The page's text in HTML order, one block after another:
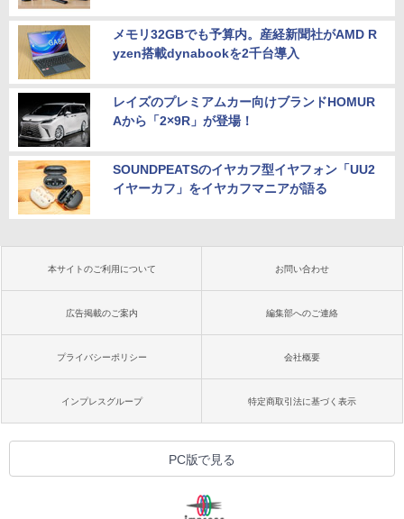
メモリ32GBでも予算内。産経新聞社がAMD R
yzen搭載dynabookを2千台導入
レイズのプレミアムカー向けブランドHOMUR
Aから「2×9R」が登場！
SOUNDPEATSのイヤカフ型イヤフォン「UU2
イヤーカフ」をイヤカフマニアが語る
本サイトのご利用について お問い合わせ
広告掲載のご案内 編集部へのご連絡
プライバシーポリシー 会社概要
インプレスグループ 特定商取引法に基づく表示
PC版で見る